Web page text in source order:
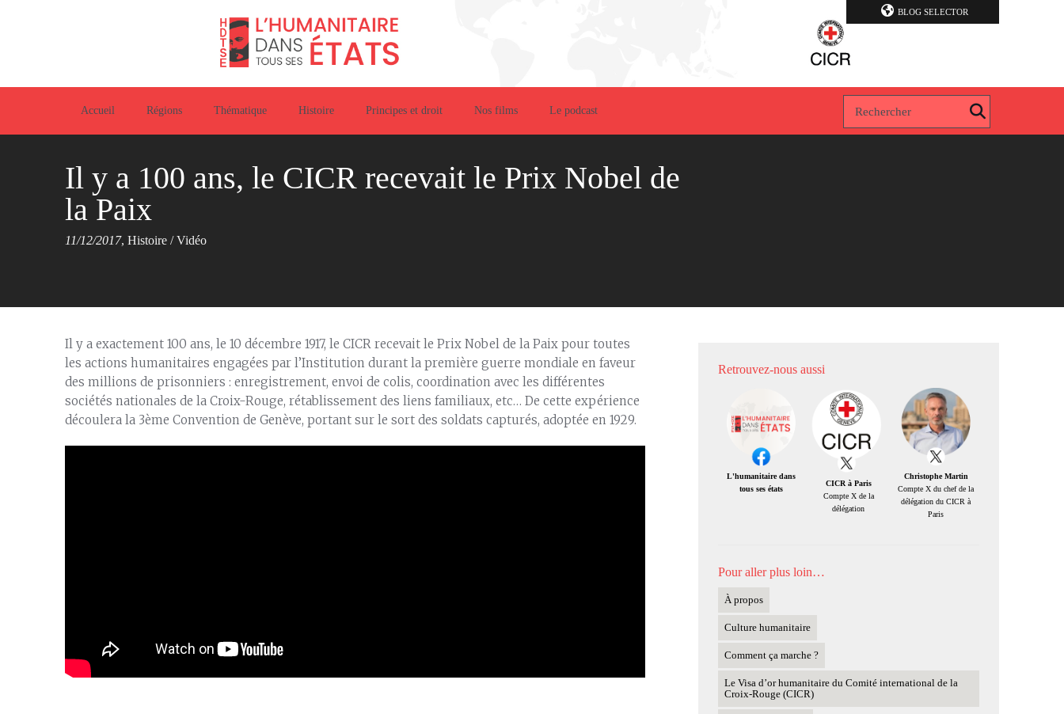
BLOG SELECTOR
Accueil Régions Thématique Histoire Principes et droit Nos films Le podcast
Il y a 100 ans, le CICR recevait le Prix Nobel de
la Paix
11/12/2017, Histoire /Vidéo
Il y a exactement 100 ans, le 10 décembre 1917, le CICR recevait le Prix Nobel de la Paix pour toutes
les actions humanitaires engagées par l’Institution durant la première guerre mondiale en faveur
des millions de prisonniers : enregistrement, envoi de colis, coordination avec les différentes
sociétés nationales de la Croix-Rouge, rétablissement des liens familiaux, etc… De cette expérience
découlera la 3ème Convention de Genève, portant sur le sort des soldats capturés, adoptée en 1929.
Retrouvez-nous aussi
L'humanitaire dans
tous ses états
CICR à Paris
Compte X de la
délégation
Christophe Martin
Compte X du chef de la
délégation du CICR à
Paris
Pour aller plus loin…
À propos
Culture humanitaire
Comment ça marche ?
Le Visa d’or humanitaire du Comité international de la
Croix-Rouge (CICR)